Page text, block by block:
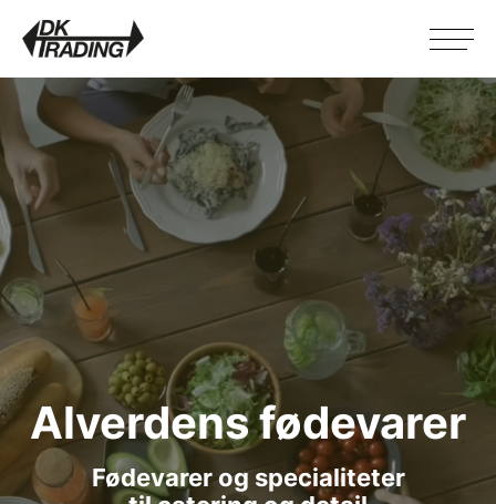
Alverdens fødevarer
Fødevarer og specialiteter